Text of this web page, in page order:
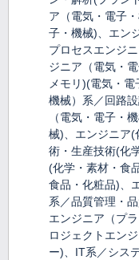
ア（電気・電子
子・機械)、エン
プロセスエンジ
ジニア（電気・
メモリ)(電気・電
機械）系／回路
（電気・電子・
械)、エンジニア(
術・生産技術(化
(化学・素材・食
食品・化粧品)、
系／品質管理・
エンジニア（プ
ロジェクトエン
ー)、IT系／シス